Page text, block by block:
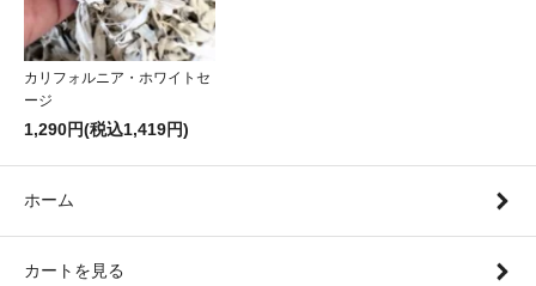
カリフォルニア・ホワイトセ
ージ
1,290円(税込1,419円)
ホーム
カートを見る